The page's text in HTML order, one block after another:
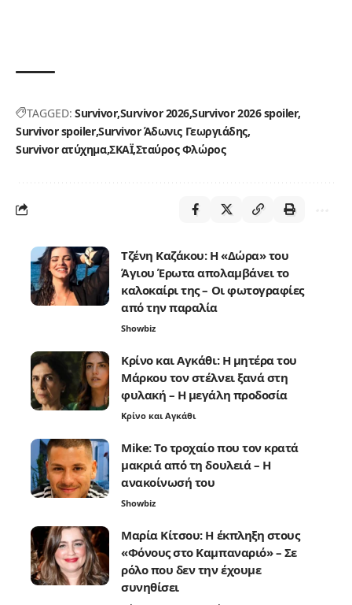
TAGGED: SurvivorSurvivor 2026Survivor 2026 spoiler
Survivor spoilerSurvivor Άδωνις Γεωργιάδης
Survivor ατύχημαΣΚΑΪ Σταύρος Φλώρος
Τζένη Καζάκου: Η «Δώρα» του
Άγιου Έρωτα απολαμβάνει το
καλοκαίρι της – Οι φωτογραφίες
από την παραλία
Showbiz
Κρίνο και Αγκάθι: Η μητέρα του
Μάρκου τον στέλνει ξανά στη
φυλακή – Η μεγάλη προδοσία
Κρίνο και Αγκάθι
Mike: Το τροχαίο που τον κρατά
μακριά από τη δουλειά – Η
ανακοίνωσή του
Showbiz
Μαρία Κίτσου: Η έκπληξη στους
«Φόνους στο Καμπαναριό» – Σε
ρόλο που δεν την έχουμε
συνηθίσει